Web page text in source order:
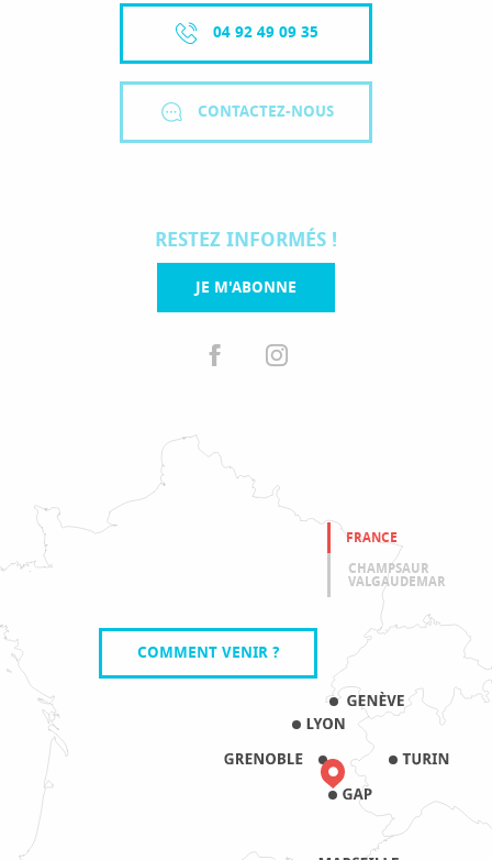
04 92 49 09 35
CONTACTEZ-NOUS
RESTEZ INFORMÉS !
JE M'ABONNE
FRANCE
CHAMPSAUR
VALGAUDEMAR
COMMENT VENIR ?